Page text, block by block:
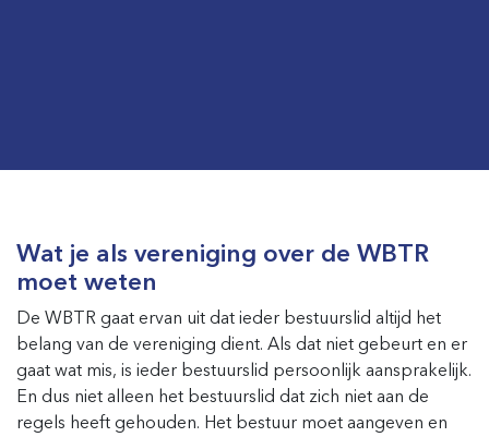
Wat je als vereniging over de WBTR
moet weten
De WBTR gaat ervan uit dat ieder bestuurslid altijd het
belang van de vereniging dient. Als dat niet gebeurt en er
gaat wat mis, is ieder bestuurslid persoonlijk aansprakelijk.
En dus niet alleen het bestuurslid dat zich niet aan de
regels heeft gehouden. Het bestuur moet aangeven en